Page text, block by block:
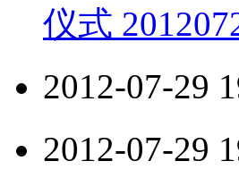
仪式
2012-07-29
2012-07-29